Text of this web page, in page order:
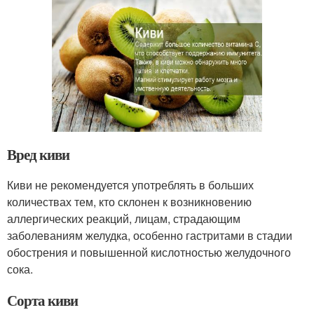
Вред киви
Киви не рекомендуется употреблять в больших
количествах тем, кто склонен к возникновению
аллергических реакций, лицам, страдающим
заболеваниям желудка, особенно гастритами в стадии
обострения и повышенной кислотностью желудочного
сока.
Сорта киви